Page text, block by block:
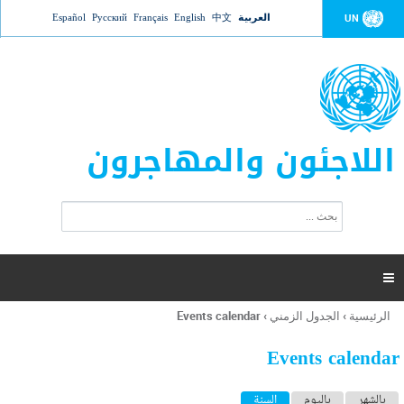
Jump to navigation UN العربية 中文
English
Français
Русский
Español
اللاجئون والمهاجرون
ت
ر
ل
ح
ب

أنت
هنا
الرئيسية › الجدول الزمني ›
Events calendar
Events calendar